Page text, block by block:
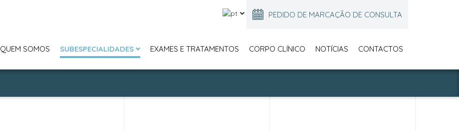
PEDIDO DE MARCAÇÃO DE CONSULTA
QUEM SOMOS SUBESPECIALIDADES EXAMES E TRATAMENTOS CORPO CLÍNICO NOTÍCIAS CONTACTOS